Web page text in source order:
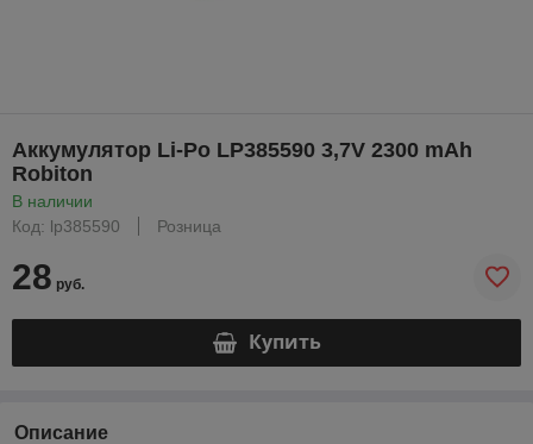
Аккумулятор Li-Po LP385590 3,7V 2300 mAh
Robiton
В наличии
Код: lp385590
Розница
28 руб.
Купить
Описание